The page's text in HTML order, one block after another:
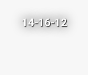
14-16-12